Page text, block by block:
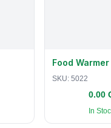
Food Warmer
SKU: 5022
0.00
In